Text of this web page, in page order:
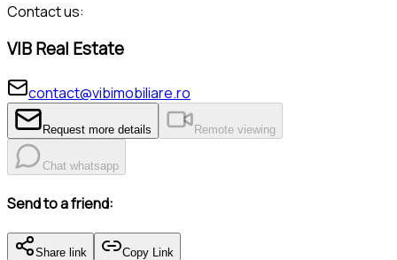
Contact us:
VIB Real Estate
contact@vibimobiliare.ro
Request more details Remote viewing
Chat whatsapp
Send to a friend:
Share link Copy Link